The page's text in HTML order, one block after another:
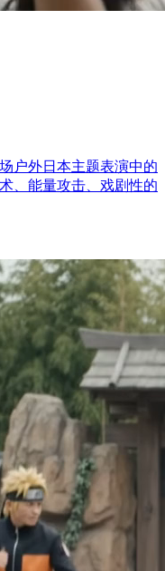
户外日本主题表演中的
、能量攻击、戏剧性的